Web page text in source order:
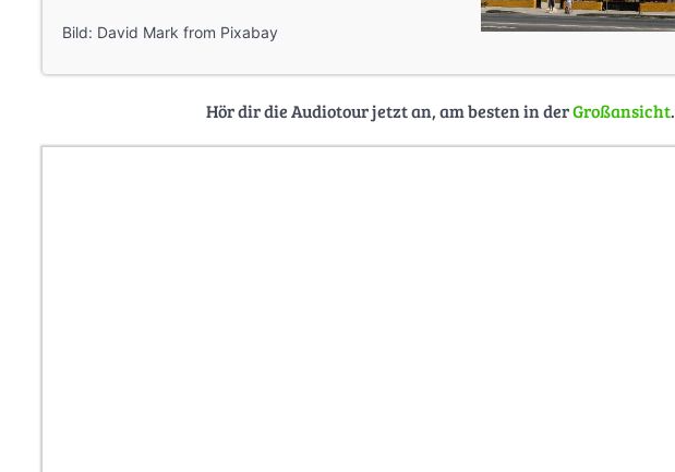
Bild: David Mark from Pixabay
Hör dir die Audiotour jetzt an, am besten in derGroßansicht.